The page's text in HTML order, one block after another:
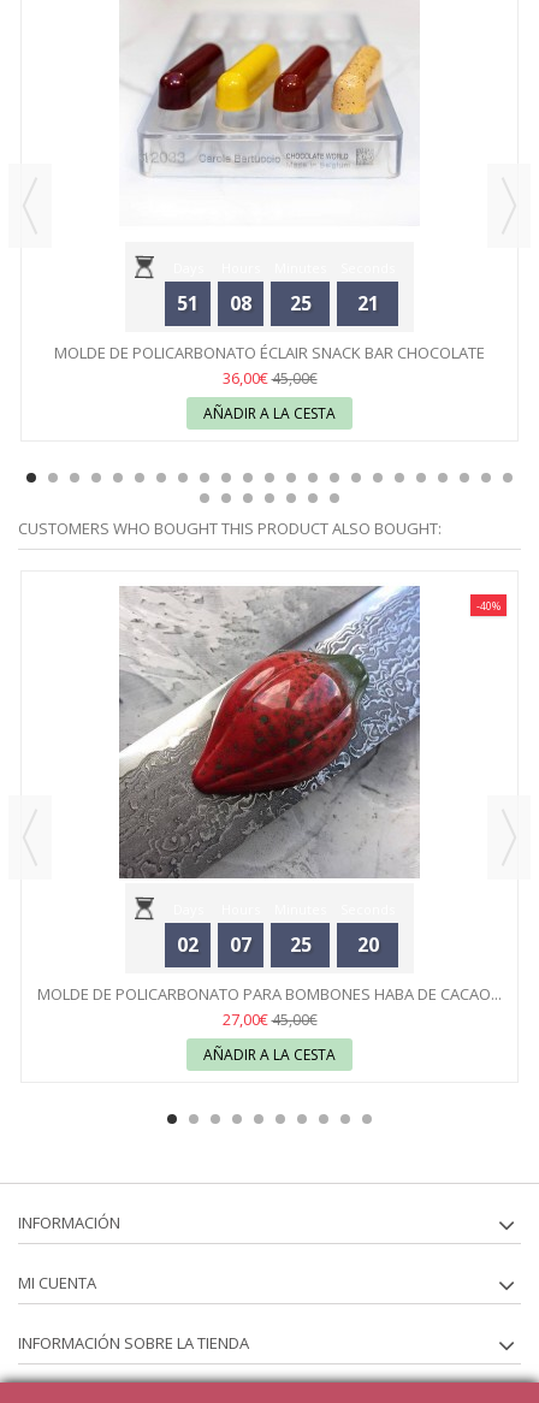
51 08 25 21
MOLDE DE POLICARBONATO ÉCLAIR SNACK BAR CHOCOLATE
WORLD
36,00€45,00€
AÑADIR A LA CESTA
CUSTOMERS WHO BOUGHT THIS PRODUCT ALSO BOUGHT:
02 07 25 20
-40%
MOLDE DE POLICARBONATO PARA BOMBONES HABA DE CACAO...
27,00€45,00€
AÑADIR A LA CESTA
INFORMACIÓN
MI CUENTA
INFORMACIÓN SOBRE LA TIENDA